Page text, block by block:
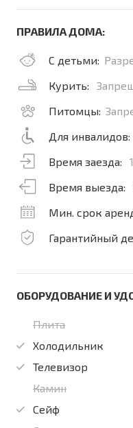
ПРАВИЛА ДОМА:
С детьми:
Курить:
Питомцы:
Для инвалидов:
Время заезда:
Время выезда:
Мин. срок
Гарантийный
ОБОРУДОВАНИЕ И
Плита
Холодильник
Телевизор
Камин
Сейф